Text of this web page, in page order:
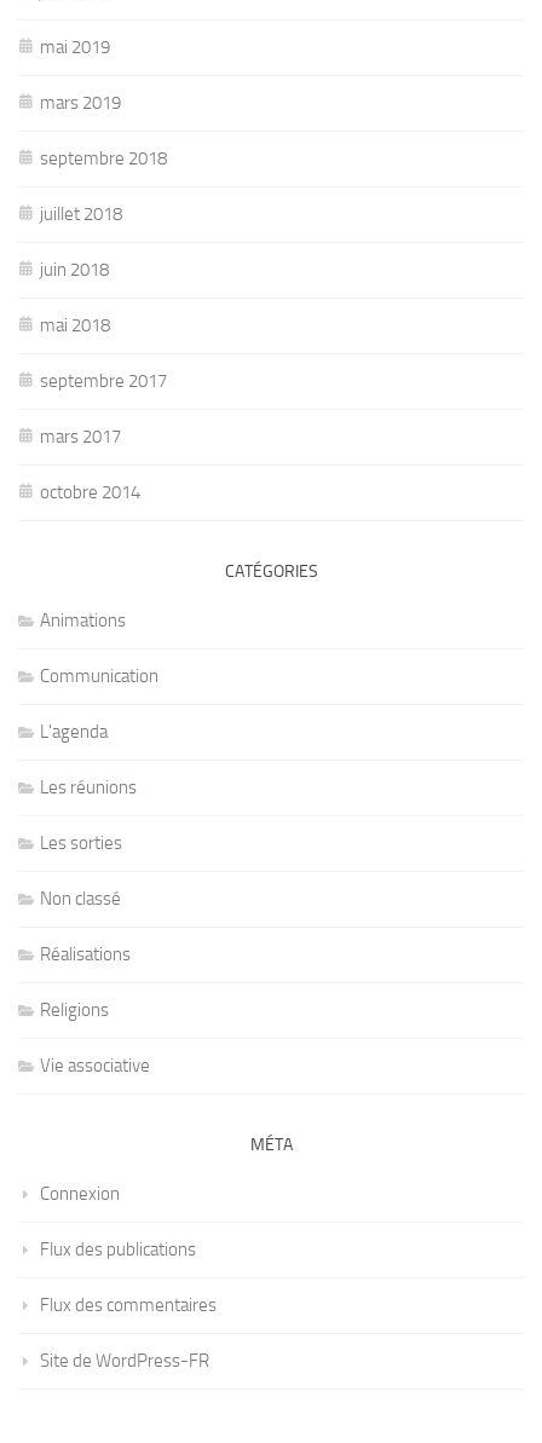
mai 2019
mars 2019
septembre 2018
juillet 2018
juin 2018
mai 2018
septembre 2017
mars 2017
octobre 2014
CATÉGORIES
Animations
Communication
L'agenda
Les réunions
Les sorties
Non classé
Réalisations
Religions
Vie associative
MÉTA
Connexion
Flux des publications
Flux des commentaires
Site de WordPress-FR